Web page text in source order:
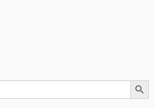
Search Button